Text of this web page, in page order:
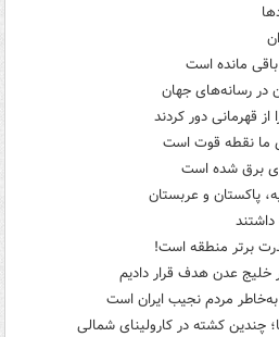
مانده است
در رسانه‌های جهان
قهرمانی دور کردند
ما نقطه قوت است
برق شده است
پاکستان و عربستان
برتر منطقه است!
عدن هدف قرار دادیم
به‌خاطر مردم نجیب ایران است
چندین کشته در کارولینای شمالی